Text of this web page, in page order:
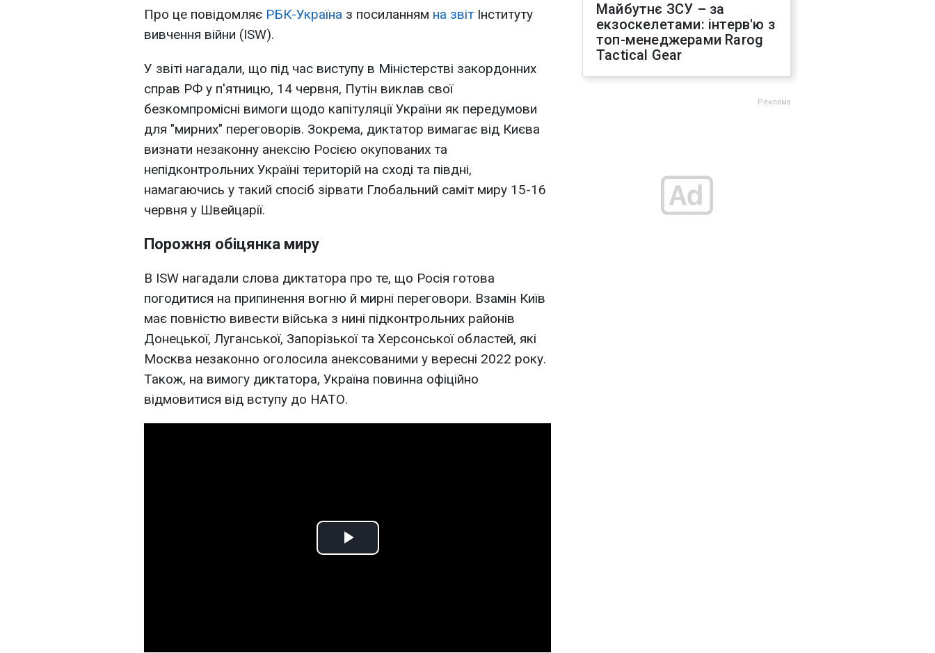
Про це повідомляє РБК-Україна з посиланням на звіт Інституту
вивчення війни (ISW).
У звіті нагадали, що під час виступу в Міністерстві закордонних
справ РФ у п'ятницю, 14 червня, Путін виклав свої
безкомпромісні вимоги щодо капітуляції України як передумови
для "мирних" переговорів. Зокрема, диктатор вимагає від Києва
визнати незаконну анексію Росією окупованих та
непідконтрольних Україні територій на сході та півдні,
намагаючись у такий спосіб зірвати Глобальний саміт миру 15-16
червня у Швейцарії.
Порожня обіцянка миру
В ISW нагадали слова диктатора про те, що Росія готова
погодитися на припинення вогню й мирні переговори. Взамін Київ
має повністю вивести війська з нині підконтрольних районів
Донецької, Луганської, Запорізької та Херсонської областей, які
Москва незаконно оголосила анексованими у вересні 2022 року.
Також, на вимогу диктатора, Україна повинна офіційно
відмовитися від вступу до НАТО.
Play
Майбутнє ЗСУ – за
екзоскелетами: інтерв'ю з
топ-менеджерами Rarog
Tactical Gear